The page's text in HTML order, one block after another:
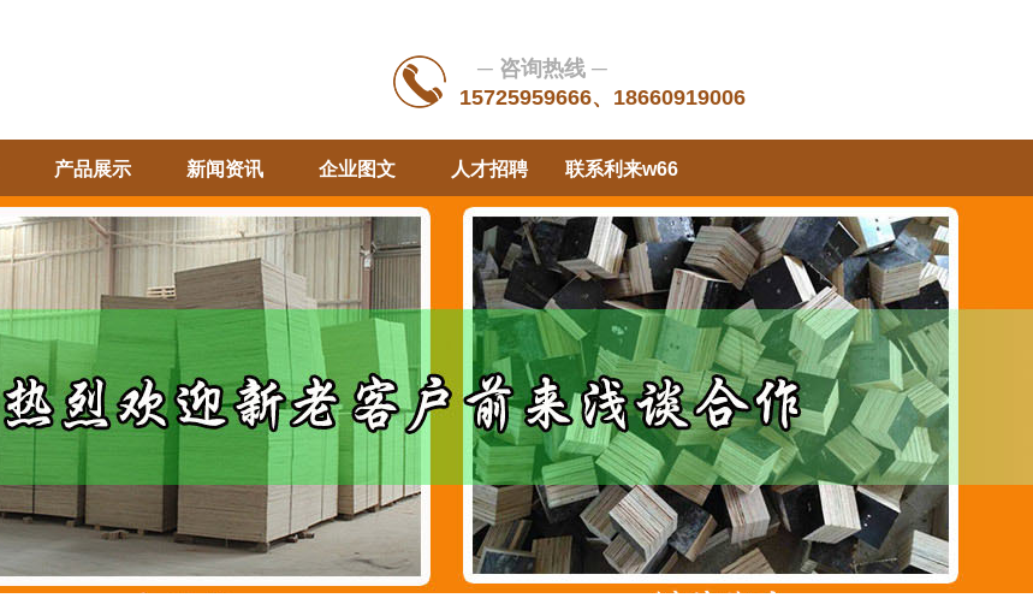
─ 咨询热线 ─
15725959666、18660919006
产品展示 新闻资讯 企业图文 人才招聘 联系利来w66